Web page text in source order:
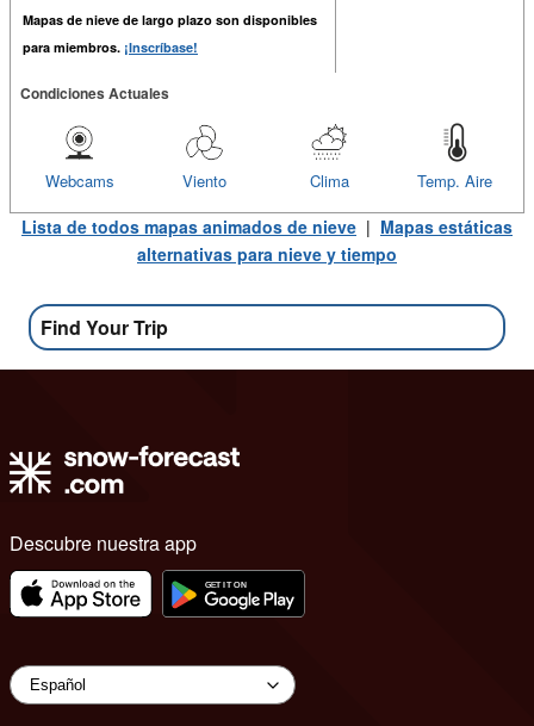
Mapas de nieve de largo plazo son disponibles
para miembros. ¡Inscríbase!
Condiciones Actuales
Temp. Aire
Clima
Viento
Webcams
Lista de todos mapas animados de nieve | Mapas estáticas
alternativas para nieve y tiempo
Find Your Trip
Descubre nuestra app